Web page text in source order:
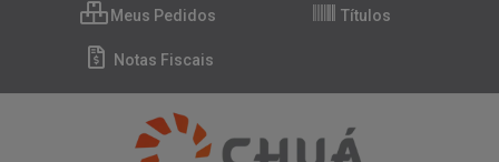
Meus Pedidos Títulos
Notas Fiscais